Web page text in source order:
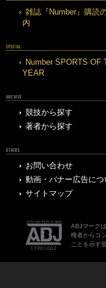
雑誌『Number』購読
内
SPECIAL
Number SPORTS OF
YEAR
ARCHIVE
競技から探す
著者から探す
OTHERS
お問い合わせ
動画・バナー広告につ
サイトマップ
ABJマーク
権者からコ
ことを示す